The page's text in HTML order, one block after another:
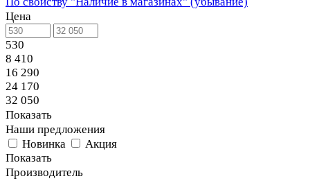
Цена
530
8 410
16 290
24 170
32 050
Показать
Наши предложения
Новинка
Акция
Показать
Производитель